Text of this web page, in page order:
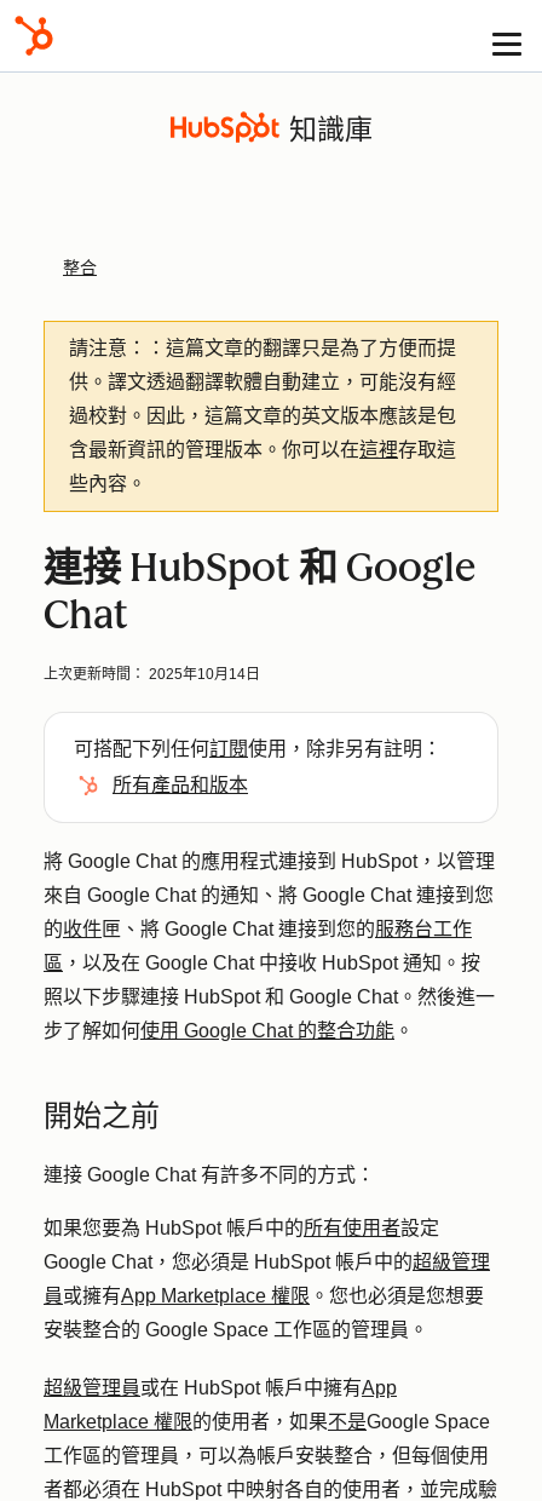
知識庫
整合
請注意：
：這篇文章的翻譯只是為了方便而提
供。譯文透過翻譯軟體自動建立，可能沒有經
過校對。因此，這篇文章的英文版本應該是包
含最新資訊的管理版本。你可以在這裡存取這
些內容。
連接 HubSpot 和 Google
Chat
上次更新時間： 2025年10月14日
可搭配下列任何訂閱使用，除非另有註明：
所有產品和版本
將 Google Chat 的應用程式連接到 HubSpot，以管理
來自 Google Chat 的通知、將 Google Chat 連接到您
的收件匣、將 Google Chat 連接到您的服務台工作
區 ，以及在 Google Chat 中接收 HubSpot 通知。按
照以下步驟連接 HubSpot 和 Google Chat。然後進一
步了解如何使用 Google Chat 的整合功能 。
開始之前
連接 Google Chat 有許多不同的方式：
如果您要為 HubSpot 帳戶中的所有使用者設定
Google Chat，您必須是 HubSpot 帳戶中的超級管理
員或擁有App Marketplace 權限 。您也必須是您想要
安裝整合的 Google Space 工作區的管理員。
超級管理員或在 HubSpot 帳戶中擁有App
Marketplace 權限的使用者，如果不是Google Space
工作區的管理員，可以為帳戶安裝整合，但每個使用
者都必須在 HubSpot 中映射各自的使用者，並完成驗